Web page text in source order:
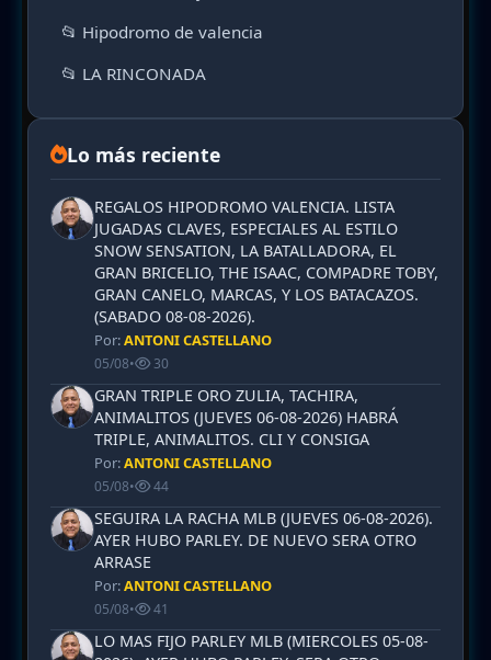
📂 Hipodromo de valencia
📂 LA RINCONADA
Lo más reciente
REGALOS HIPODROMO VALENCIA. LISTA
JUGADAS CLAVES, ESPECIALES AL ESTILO
SNOW SENSATION, LA BATALLADORA, EL
GRAN BRICELIO, THE ISAAC, COMPADRE TOBY,
GRAN CANELO, MARCAS, Y LOS BATACAZOS.
(SABADO 08-08-2026).
Por:ANTONI CASTELLANO
05/08• 30
GRAN TRIPLE ORO ZULIA, TACHIRA,
ANIMALITOS (JUEVES 06-08-2026) HABRÁ
TRIPLE, ANIMALITOS. CLI Y CONSIGA
Por:ANTONI CASTELLANO
05/08• 44
SEGUIRA LA RACHA MLB (JUEVES 06-08-2026).
AYER HUBO PARLEY. DE NUEVO SERA OTRO
ARRASE
Por:ANTONI CASTELLANO
05/08• 41
LO MAS FIJO PARLEY MLB (MIERCOLES 05-08-